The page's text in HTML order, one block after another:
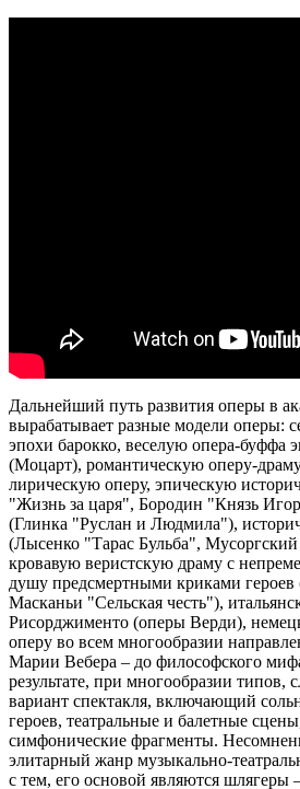
Дальнейший путь развития оперы в
вырабатывает разные модели оперы:
эпохи барокко, веселую опера-буффа
(Моцарт), романтическую оперу-
лирическую оперу, эпическую
"Жизнь за царя", Бородин "Князь
(Глинка "Руслан и Людмила"),
(Лысенко "Тарас Бульба",
кровавую веристскую драму с
душу предсмертными криками
Масканьи "Сельская честь"),
Рисорджименто (оперы Верди),
оперу во всем многообразии
Марии Вебера – до философского
результате, при многообразии типов,
вариант спектакля, включающий
героев, театральные и балетные
симфонические фрагменты.
элитарный жанр музыкально-
с тем, его основой являются шлягеры